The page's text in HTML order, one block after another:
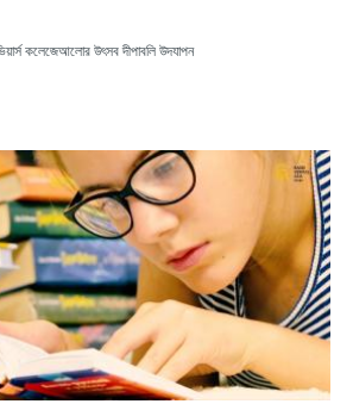
কলেজেআলোর উৎসব দীপাবলি উদযাপন